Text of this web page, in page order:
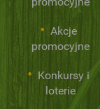
Akcje
promocyjne
Konkursy i
loterie